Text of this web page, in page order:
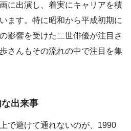
に出演し、着実にキャリアを積
ます。特に昭和から平成初期に
影響を受けた二世俳優が注目さ
さんもその流れの中で注目を集
出来事
で避けて通れないのが、1990